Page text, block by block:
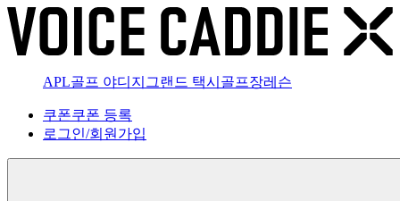
APL골프 야디지 그랜드 택시 골프장레슨
쿠폰쿠폰 등록
로그인/회원가입